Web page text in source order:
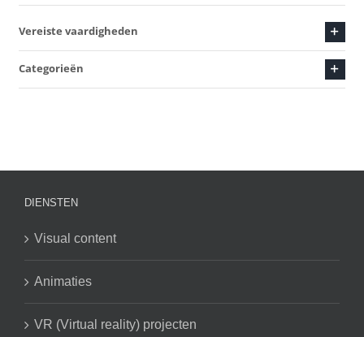
Vereiste vaardigheden
Categorieën
DIENSTEN
Visual content
Animaties
VR (Virtual reality) projecten